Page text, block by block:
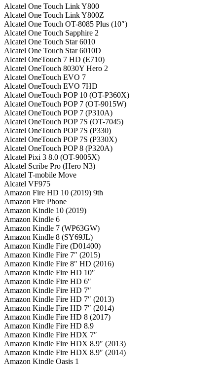
Alcatel One Touch Link Y800
Alcatel One Touch Link Y800Z
Alcatel One Touch OT-8085 Plus (10″)
Alcatel One Touch Sapphire 2
Alcatel One Touch Star 6010
Alcatel One Touch Star 6010D
Alcatel OneTouch 7 HD (E710)
Alcatel OneTouch 8030Y Hero 2
Alcatel OneTouch EVO 7
Alcatel OneTouch EVO 7HD
Alcatel OneTouch POP 10 (OT-P360X)
Alcatel OneTouch POP 7 (OT-9015W)
Alcatel OneTouch POP 7 (P310A)
Alcatel OneTouch POP 7S (OT-7045)
Alcatel OneTouch POP 7S (P330)
Alcatel OneTouch POP 7S (P330X)
Alcatel OneTouch POP 8 (P320A)
Alcatel Pixi 3 8.0 (OT-9005X)
Alcatel Scribe Pro (Hero N3)
Alcatel T-mobile Move
Alcatel VF975
Amazon Fire HD 10 (2019) 9th
Amazon Fire Phone
Amazon Kindle 10 (2019)
Amazon Kindle 6
Amazon Kindle 7 (WP63GW)
Amazon Kindle 8 (SY69JL)
Amazon Kindle Fire (D01400)
Amazon Kindle Fire 7″ (2015)
Amazon Kindle Fire 8″ HD (2016)
Amazon Kindle Fire HD 10″
Amazon Kindle Fire HD 6″
Amazon Kindle Fire HD 7″
Amazon Kindle Fire HD 7″ (2013)
Amazon Kindle Fire HD 7″ (2014)
Amazon Kindle Fire HD 8 (2017)
Amazon Kindle Fire HD 8.9
Amazon Kindle Fire HDX 7″
Amazon Kindle Fire HDX 8.9″ (2013)
Amazon Kindle Fire HDX 8.9″ (2014)
Amazon Kindle Oasis 1